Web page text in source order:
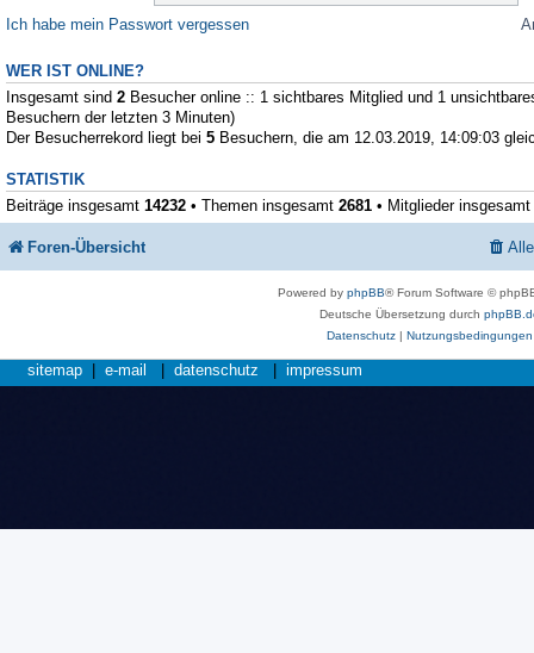
Ich habe mein Passwort vergessen
WER IST ONLINE?
Insgesamt sind 2 Besucher online :: 1 sichtbares Mitglied und 1
Besuchern der letzten 3 Minuten)
Der Besucherrekord liegt bei 5 Besuchern, die am 12.03.2019, 14:09:03
STATISTIK
Beiträge insgesamt 14232 • Themen insgesamt 2681 • Mitglieder insgesamt
Foren-Übersicht
Powered byphpBB® Forum Software ©
Deutsche Übersetzung durch
Datenschutz| Nutzungsbedingungen
sitemap e-mail datenschutz impressum